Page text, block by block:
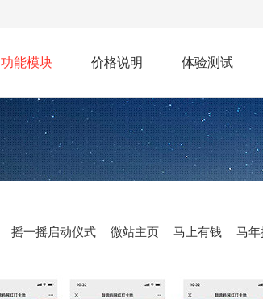
功能模块 价格说明 体验测试
摇一摇启动仪式 微站主页 马上有钱 马年